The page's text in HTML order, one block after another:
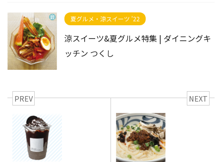
夏グルメ・涼スイーツ '22
涼スイーツ&夏グルメ特集 | ダイニングキ
ッチン つくし
PREV NEXT